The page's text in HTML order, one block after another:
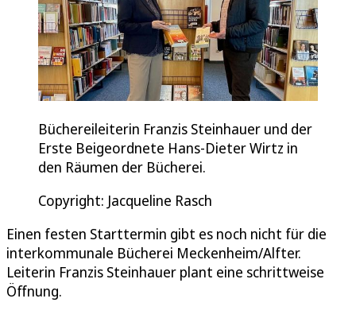
Büchereileiterin Franzis Steinhauer und der
Erste Beigeordnete Hans-Dieter Wirtz in
den Räumen der Bücherei.
Copyright: Jacqueline Rasch
Einen festen Starttermin gibt es noch nicht für die
interkommunale Bücherei Meckenheim/Alfter.
Leiterin Franzis Steinhauer plant eine schrittweise
Öffnung.